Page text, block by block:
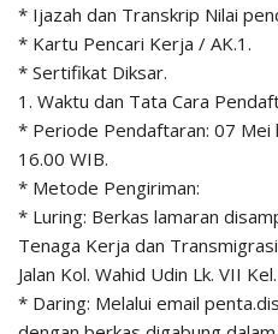
* Ijazah dan Transkrip Nilai
* Kartu Pencari Kerja / AK.1.
* Sertifikat Diksar.
1. Waktu dan Tata Cara
* Periode Pendaftaran: 07 Mei
16.00 WIB.
* Metode Pengiriman:
* Luring: Berkas lamaran
Tenaga Kerja dan
Jalan Kol. Wahid Udin Lk. VII
* Daring: Melalui email